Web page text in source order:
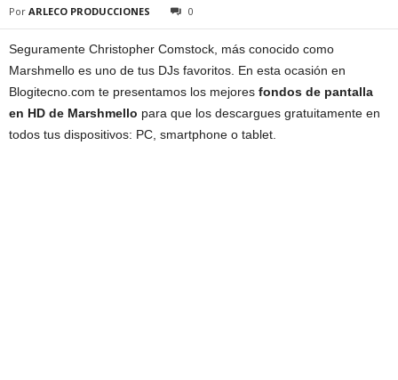
Por ARLECO PRODUCCIONES 0
Seguramente Christopher Comstock, más conocido como
Marshmello es uno de tus DJs favoritos. En esta ocasión en
Blogitecno.com te presentamos los mejores fondos de pantalla
en HD de Marshmello para que los descargues gratuitamente en
todos tus dispositivos: PC, smartphone o tablet.